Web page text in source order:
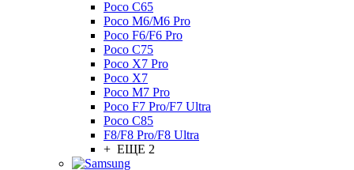
Poco C65
Poco M6/M6 Pro
Poco F6/F6 Pro
Poco C75
Poco X7 Pro
Poco X7
Poco M7 Pro
Poco F7 Pro/F7 Ultra
Poco C85
F8/F8 Pro/F8 Ultra
+ ЕЩЕ 2